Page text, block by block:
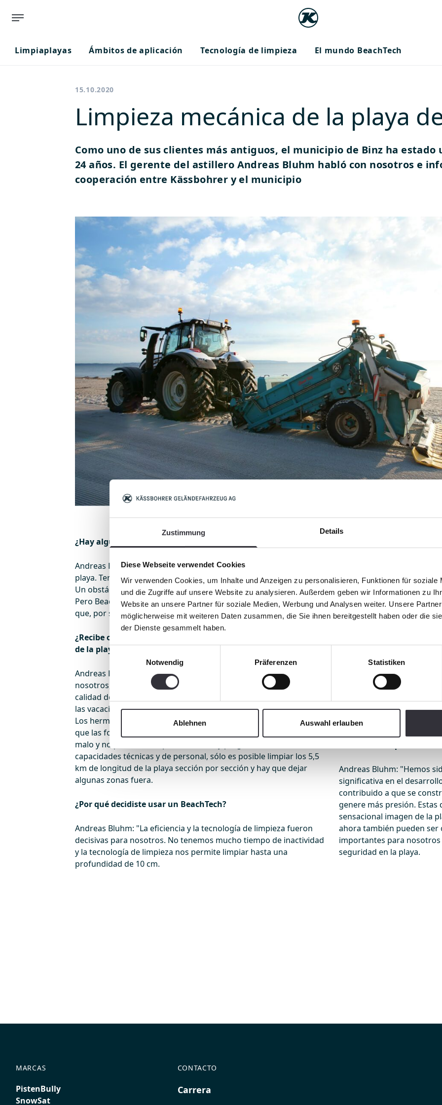
Zustimmung Details
Diese Webseite verwendet Cookies
Wir verwenden Cookies, um Inhalte und Anzeigen zu personalisieren, Funktionen für soziale
und die Zugriffe auf unsere Website zu analysieren. Außerdem geben wir Informationen zu
Website an unsere Partner für soziale Medien, Werbung und Analysen weiter. Unsere
möglicherweise mit weiteren Daten zusammen, die Sie ihnen bereitgestellt haben oder die
der Dienste gesammelt haben.
Einwilligungsauswahl
Notwendig
Präferenzen Statistiken
Ablehnen Auswahl erlauben
Limpiaplayas Ámbitos de aplicación Tecnología de limpieza El mundo BeachTech
15.10.2020
Limpieza mecánica de la playa
Como uno de sus clientes más antiguos, el municipio de Binz ha estado
24 años. El gerente del astillero Andreas Bluhm habló con nosotros e
cooperación entre Kässbohrer y el municipio
¿Hay algún desafío especial en su sitio?
Andreas Bluhm: "Aquí en Binz no hay desafíos especiales en la
playa. Tenemos una arena de playa de grano muy fino, sin piedras.
Un obstáculo, pero no un desafío, es la construcción de castillos.
Pero BeachTech ya ha desarrollado soluciones para esto, de las
que, por supuesto, estamos hablando.
¿Recibe ocasionalmente comentarios directos sobre la calidad
de la playa de sus huéspedes?
Andreas Bluhm: "La limpieza de la playa es una prioridad para
nosotros, por lo que regularmente recibimos elogios por la
calidad de la playa. Especialmente los fines de semana y durante
las vacaciones nuestro muelle se convierte en un motivo de foto.
Los hermosos y limpios rastros del limpiador de la playa hacen
que las fotos parezcan tomadas por un fotógrafo. Si el clima es
malo y no podemos limpiar, a veces hay preguntas. Si, debido a las
capacidades técnicas y de personal, sólo es posible limpiar los 5,5
km de longitud de la playa sección por sección y hay que dejar
algunas zonas fuera.
¿Por qué decidiste usar un BeachTech?
Andreas Bluhm: "La eficiencia y la tecnología de limpieza fueron
decisivas para nosotros. No tenemos mucho tiempo de inactividad
y la tecnología de limpieza nos permite limpiar hasta una
profundidad de 10 cm.
¿Cómo califica el
Andreas Bluhm: "La
más complicado de
¿Qué aprecia de la
Andreas Bluhm:
podido contribuir
varias ocasiones en el
los últimos seis años y ha
campo. Pudimos ver
sugerencias. Estamos
problemas actuales".
¿Puede darnos un
Andreas Bluhm: "Hemos
significativa en el
contribuido a que se
genere más presión.
sensacional imagen de la
ahora también pueden ser
importantes para
seguridad en la playa.
MARCAS
PistenBully
SnowSat
CONTACTO
Carrera